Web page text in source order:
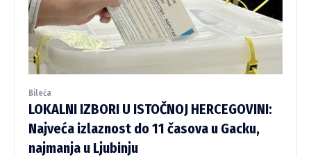
Bileća
LOKALNI IZBORI U ISTOČNOJ HERCEGOVINI:
Najveća izlaznost do 11 časova u Gacku,
najmanja u Ljubinju